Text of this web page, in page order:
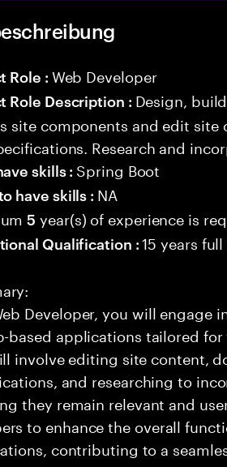
Role : Web Developer
Role Description : Design,
site components and edit
Research and
skills : Spring Boot
have skills : NA
5 year(s) of experience is
Qualification :15 years
Developer, you will
based applications tailored
involve editing site content,
and researching to
they remain relevant and
to enhance the overall
contributing to a